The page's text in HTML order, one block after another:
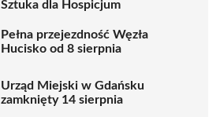
Sztuka dla Hospicjum
Pełna przejezdność Węzła
Hucisko od 8 sierpnia
Urząd Miejski w Gdańsku
zamknięty 14 sierpnia